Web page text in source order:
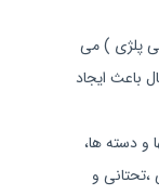
پلژی ) می
باعث ایجاد
و دسته ها،
و